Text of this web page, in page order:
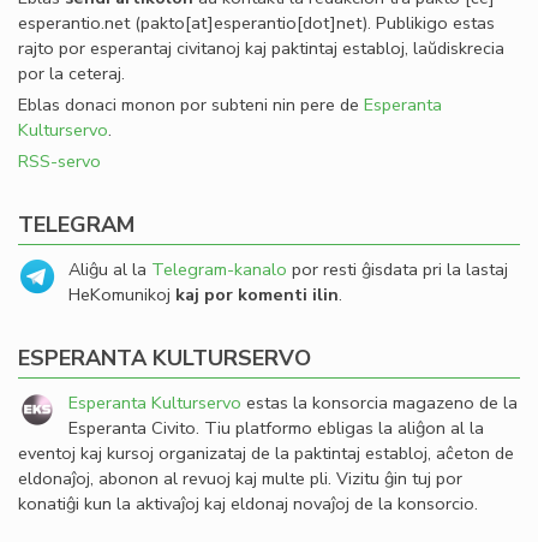
esperantio.net(pakto[at]esperantio[dot]net). Publikigo estas
rajto por esperantaj civitanoj kaj paktintaj establoj, laŭdiskrecia
por la ceteraj.
Eblas donaci monon por subteni nin pere de Esperanta
Kulturservo.
RSS-servo
TELEGRAM
Aliĝu al la Telegram-kanalo por resti ĝisdata pri la lastaj
HeKomunikoj kaj por komenti ilin.
ESPERANTA KULTURSERVO
Esperanta Kulturservo estas la konsorcia magazeno de la
Esperanta Civito. Tiu platformo ebligas la aliĝon al la
eventoj kaj kursoj organizataj de la paktintaj establoj, aĉeton de
eldonaĵoj, abonon al revuoj kaj multe pli. Vizitu ĝin tuj por
konatiĝi kun la aktivaĵoj kaj eldonaj novaĵoj de la konsorcio.